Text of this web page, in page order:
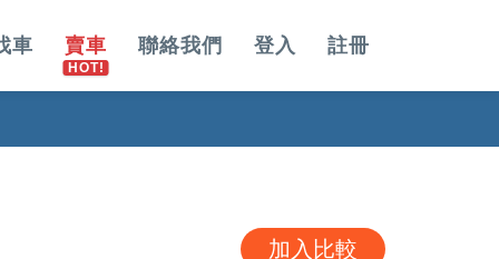
車 賣車 聯絡我們 登入 註冊
加入比較